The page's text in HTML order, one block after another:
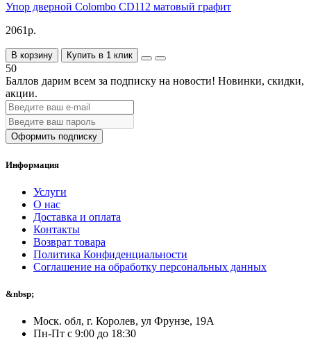
Упор дверной Colombo CD112 матовый графит
2061р.
В корзину Купить в 1 клик
50
Баллов дарим всем за подписку на новости! Новинки, скидки,
акции.
Оформить подписку
Информация
Услуги
О нас
Доставка и оплата
Контакты
Возврат товара
Политика Конфиденциальности
Соглашение на обработку персональных данных
&nbsp;
Моск. обл, г. Королев, ул Фрунзе, 19А
Пн-Пт с 9:00 до 18:30